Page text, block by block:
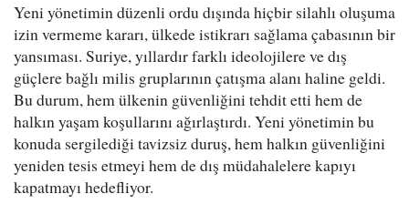
Yeni yönetimin düzenli ordu dışında hiçbir silahlı oluşuma
izin vermeme kararı, ülkede istikrarı sağlama çabasının bir
yansıması. Suriye, yıllardır farklı ideolojilere ve dış
güçlere bağlı milis gruplarının çatışma alanı haline geldi.
Bu durum, hem ülkenin güvenliğini tehdit etti hem de
halkın yaşam koşullarını ağırlaştırdı. Yeni yönetimin bu
konuda sergilediği tavizsiz duruş, hem halkın güvenliğini
yeniden tesis etmeyi hem de dış müdahalelere kapıyı
kapatmayı hedefliyor.